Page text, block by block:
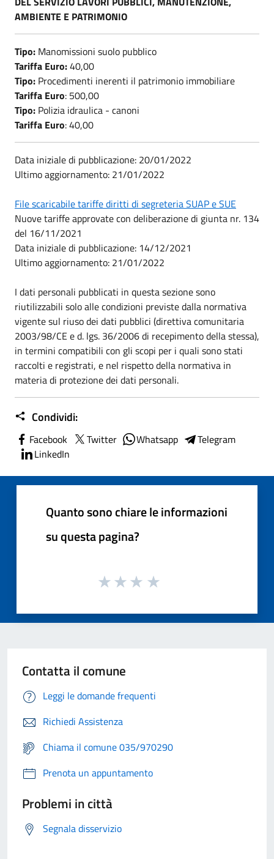
AMBIENTE E PATRIMONIO
Tipo: Manomissioni suolo pubblico
Tariffa Euro:40,00
Tipo: Procedimenti inerenti il patrimonio immobiliare
Tariffa Euro: 500,00
Tipo: Polizia idraulica - canoni
Tariffa Euro: 40,00
Data iniziale di pubblicazione: 20/01/2022
Ultimo aggiornamento: 21/01/2022
File scaricabile tariffe diritti di segreteria SUAP e SUE
Nuove tariffe approvate con deliberazione di giunta nr. 134
del 16/11/2021
Data iniziale di pubblicazione: 14/12/2021
Ultimo aggiornamento: 21/01/2022
I dati personali pubblicati in questa sezione sono
riutilizzabili solo alle condizioni previste dalla normativa
vigente sul riuso dei dati pubblici (direttiva comunitaria
2003/98/CE e d. lgs. 36/2006 di recepimento della stessa),
in termini compatibili con gli scopi per i quali sono stati
raccolti e registrati, e nel rispetto della normativa in
materia di protezione dei dati personali.
Condividi:
Facebook Twitter Whatsapp
Telegram
LinkedIn
Quanto sono chiare le informazioni
su questa pagina?
Contatta il comune
Leggi le domande frequenti
Richiedi Assistenza
Chiama il comune 035/970290
Prenota un appuntamento
Problemi in città
Segnala disservizio